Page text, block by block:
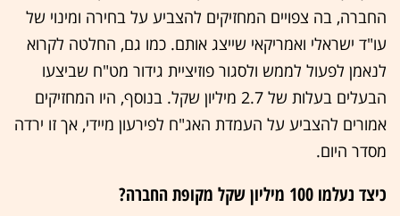
החברה, בה צפויים המחזיקים להצביע על בחירה ומינוי של
עו"ד ישראלי ואמריקאי שייצג אותם. כמו גם, החלטה לקרוא
לנאמן לפעול לממש ולסגור פוזיציית גידור מט"ח שביצעו
הבעלים בעלות של 2.7 מיליון שקל. בנוסף, היו המחזיקים
אמורים להצביע על העמדת האג"ח לפירעון מיידי, אך זו ירדה
מסדר היום.
כיצד נעלמו 100 מיליון שקל מקופת החברה?